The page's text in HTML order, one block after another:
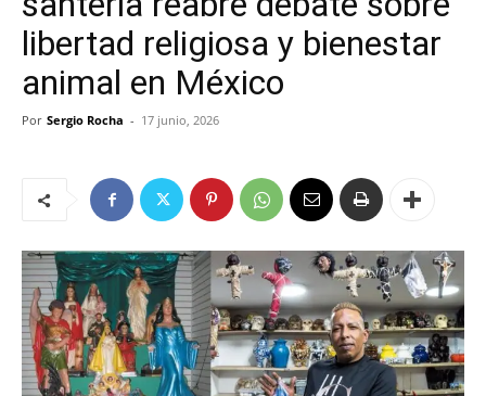
libertad religiosa y bienestar
animal en México
Por Sergio Rocha - 17 junio, 2026